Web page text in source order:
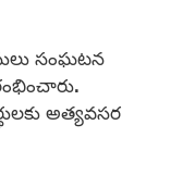
సంఘటన
అత్యవసర